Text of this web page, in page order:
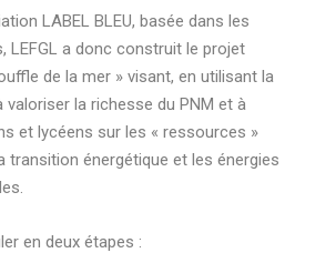
LABEL BLEU, basée dans les
LEFGL a donc construit le projet
de la mer » visant, en utilisant la
valoriser la richesse du PNM et à
et lycéens sur les « ressources »
transition énergétique et les énergies
en deux étapes :